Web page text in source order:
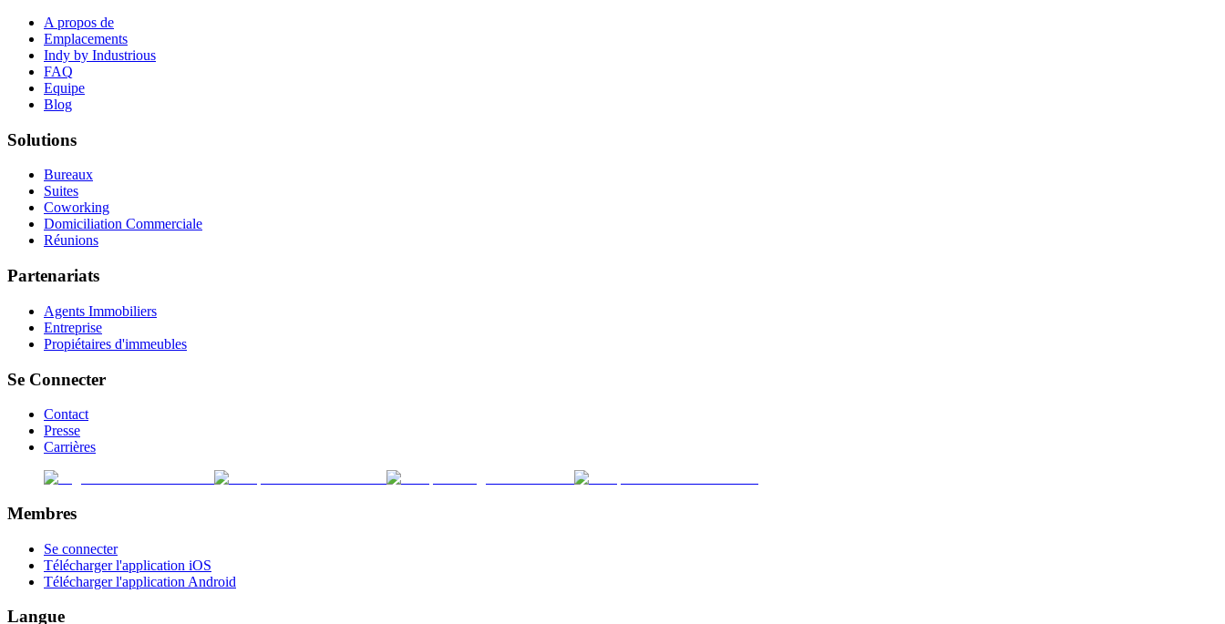
A propos de
Emplacements
Indy by Industrious
FAQ
Equipe
Blog
Solutions
Bureaux
Suites
Coworking
Domiciliation Commerciale
Réunions
Partenariats
Agents Immobiliers
Entreprise
Propiétaires d'immeubles
Se Connecter
Contact
Presse
Carrières
Membres
Se connecter
Télécharger l'application iOS
Télécharger l'application Android
Langue